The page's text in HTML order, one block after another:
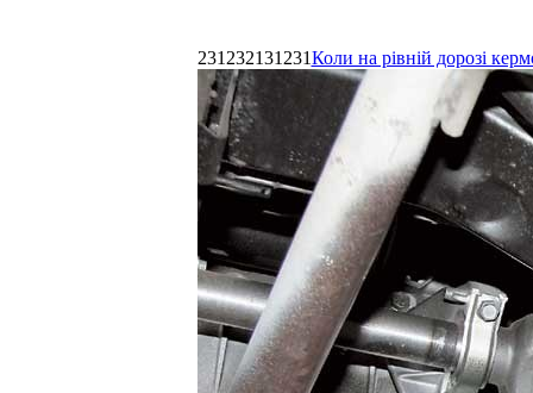
231232131231Коли на рівній дорозі